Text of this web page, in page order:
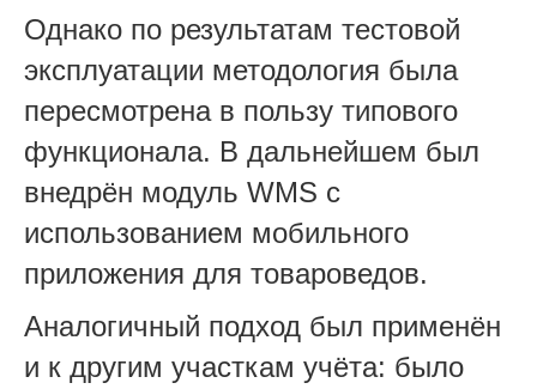
Однако по результатам тестовой
эксплуатации методология была
пересмотрена в пользу типового
функционала. В дальнейшем был
внедрён модуль WMS с
использованием мобильного
приложения для товароведов.
Аналогичный подход был применён
и к другим участкам учёта: было